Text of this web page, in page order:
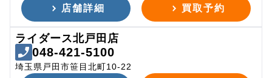
店舗詳細 買取予約
ライダース北戸田店
048-421-5100
埼玉県戸田市笹目北町10-22